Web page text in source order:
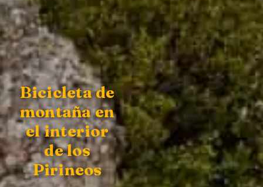
Bicicleta de
montaña en
el interior
de los
Pirineos